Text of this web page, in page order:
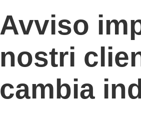
Avviso
nostri
cambia